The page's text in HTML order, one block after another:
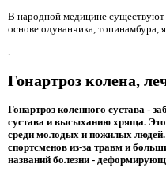
В народной медицине существуют
основе одуванчика, топинамбура,
.
Гонартроз колена,
Гонартроз коленного сустава -
сустава и высыханию хряща. Это
среди молодых и пожилых людей.
спортсменов из-за травм и
названий болезни -